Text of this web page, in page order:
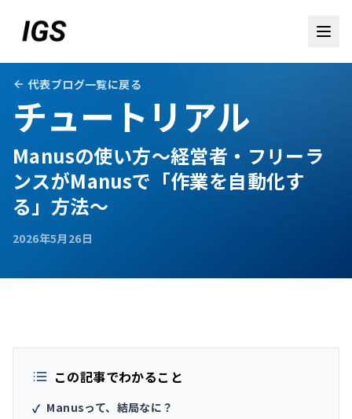
代表ブログ一覧に戻る
チュートリアル
Manusの使い方～経営者・フリーラ
ンスがManusで「作業を自動化す
る」方法～
2026年5月26日
この記事でわかること
✓ Manusって、結局なに？